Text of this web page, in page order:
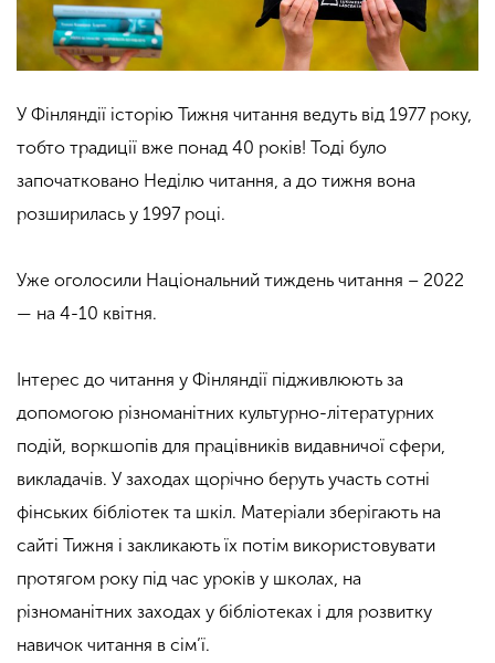
У Фінляндії історію Тижня читання ведуть від 1977 року,
тобто традиції вже понад 40 років! Тоді було
започатковано Неділю читання, а до тижня вона
розширилась у 1997 році.
Уже оголосили Національний тиждень читання – 2022
— на 4-10 квітня.
Інтерес до читання у Фінляндії підживлюють за
допомогою різноманітних культурно-літературних
подій, воркшопів для працівників видавничої сфери,
викладачів. У заходах щорічно беруть участь сотні
фінських бібліотек та шкіл. Матеріали зберігають на
сайті Тижня і закликають їх потім використовувати
протягом року під час уроків у школах, на
різноманітних заходах у бібліотеках і для розвитку
навичок читання в сім’ї.